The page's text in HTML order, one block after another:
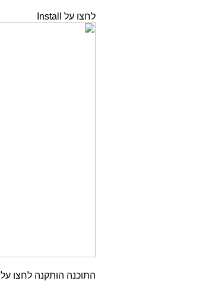
לחצו על Install
התוכנה הותקנה לחצו על Finish